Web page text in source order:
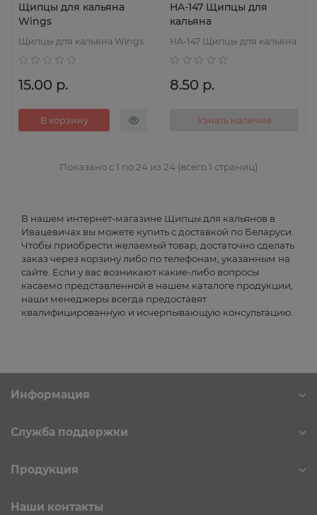
Щипцы для кальяна
Wings
Щипцы для кальяна Wings
15.00 р.
В корзину
HA-147 Щипцы для
кальяна
HA-147 Щипцы для кальяна
8.50 р.
Узнать наличие
Показано с 1 по 24 из 24 (всего 1 страниц)
В нашем интернет-магазине Щипцы для кальянов в
Ивацевичах вы можете купить с доставкой по Беларуси.
Чтобы приобрести желаемый товар, достаточно сделать
заказ через корзину либо по телефонам, указанным на
сайте. Если у вас возникают какие-либо вопросы
касаемо представленной в нашем каталоге продукции,
наши менеджеры всегда предоставят
квалифицированную и исчерпывающую консультацию.
Информация
Служба поддержки
Продукция
Наши контакты